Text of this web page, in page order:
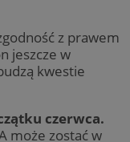
z prawem
jeszcze w
kwestie
czerwca.
może zostać w